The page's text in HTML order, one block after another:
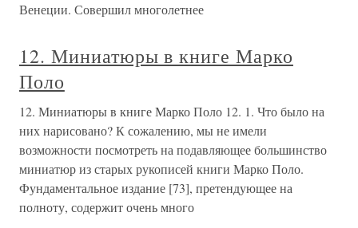
Венеции. Совершил многолетнее
12. Миниатюры в книге Марко
Поло
12. Миниатюры в книге Марко Поло 12. 1. Что было на
них нарисовано? К сожалению, мы не имели
возможности посмотреть на подавляющее большинство
миниатюр из старых рукописей книги Марко Поло.
Фундаментальное издание [73], претендующее на
полноту, содержит очень много